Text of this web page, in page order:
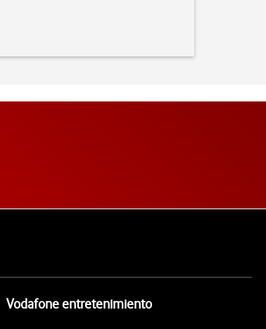
Vodafone entretenimiento